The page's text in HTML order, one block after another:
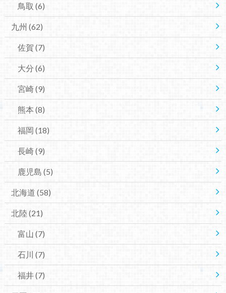
鳥取 (6)
九州 (62)
佐賀 (7)
大分 (6)
宮崎(9)
熊本 (8)
福岡 (18)
長崎(9)
鹿児島 (5)
北海道 (58)
北陸 (21)
富山 (7)
石川 (7)
福井(7)